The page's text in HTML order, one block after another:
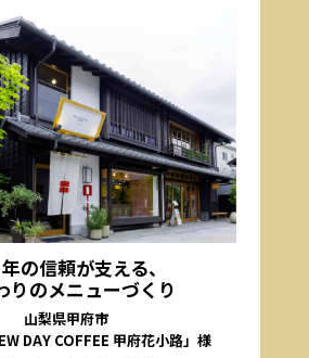
の信頼が支える、
りのメニューづくり
山梨県甲府市
DAY COFFEE 甲府花小路」様